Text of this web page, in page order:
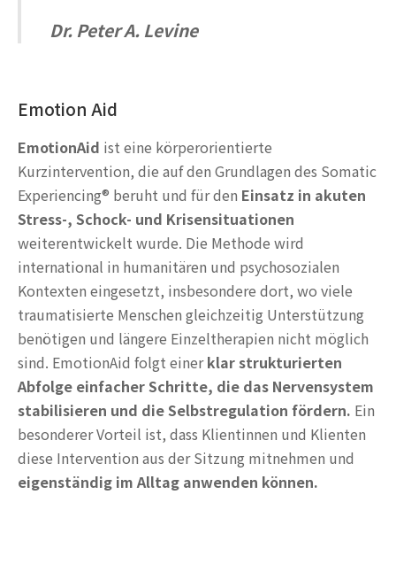
Dr. Peter A. Levine
Emotion Aid
EmotionAid ist eine körperorientierte
Kurzintervention, die auf den Grundlagen des Somatic
Experiencing® beruht und für den Einsatz in akuten
Stress-, Schock- und Krisensituationen
weiterentwickelt wurde. Die Methode wird
international in humanitären und psychosozialen
Kontexten eingesetzt, insbesondere dort, wo viele
traumatisierte Menschen gleichzeitig Unterstützung
benötigen und längere Einzeltherapien nicht möglich
sind. EmotionAid folgt einerklar strukturierten
Abfolge einfacher Schritte, die das Nervensystem
stabilisieren und die Selbstregulation fördern. Ein
besonderer Vorteil ist, dass Klientinnen und Klienten
diese Intervention aus der Sitzung mitnehmen und
eigenständig im Alltag anwenden können.